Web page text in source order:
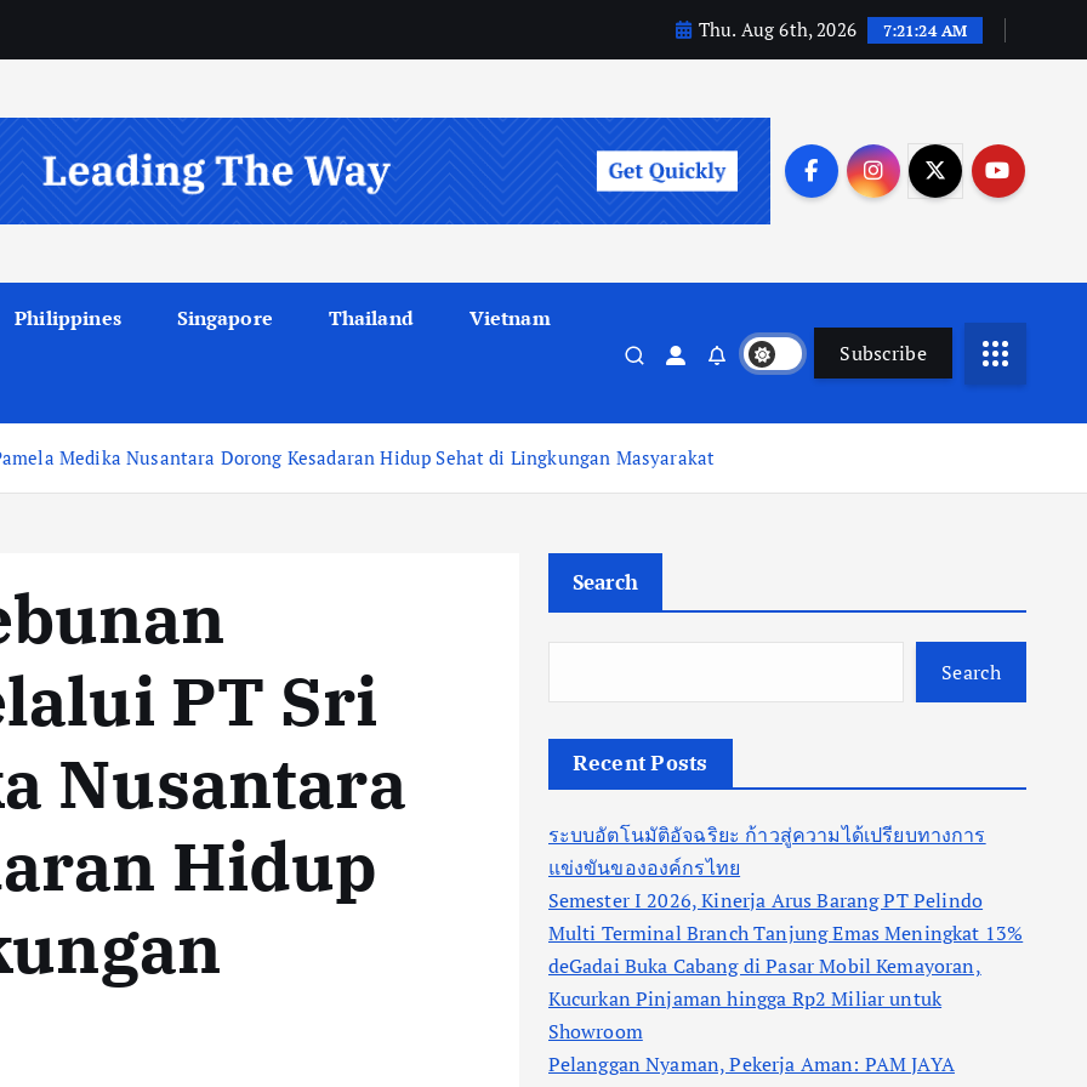
Thu. Aug 6th, 2026 7:21:25 AM
Philippines Singapore Thailand Vietnam
Subscribe
Medika Nusantara Dorong Kesadaran Hidup Sehat di Lingkungan Masyarakat
PT Sri
Nusantara
Hidup
Search
Search
Recent Posts
ระบบอัตโนมัติอัจฉริยะ ก้าวสู่ความได้เปรียบทางการ
แข่งขันขององค์กรไทย
Semester I 2026, Kinerja Arus Barang PT Pelindo
Multi Terminal Branch Tanjung Emas Meningkat 13%
deGadai Buka Cabang di Pasar Mobil Kemayoran,
Kucurkan Pinjaman hingga Rp2 Miliar untuk
Showroom
Pelanggan Nyaman, Pekerja Aman: PAM JAYA